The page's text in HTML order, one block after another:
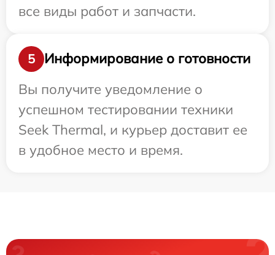
все виды работ и запчасти.
5
Информирование о готовности
Вы получите уведомление о
успешном тестировании техники
Seek Thermal, и курьер доставит ее
в удобное место и время.